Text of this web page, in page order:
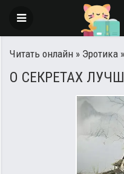
Читать онлайн » Эротика
О СЕКРЕТАХ